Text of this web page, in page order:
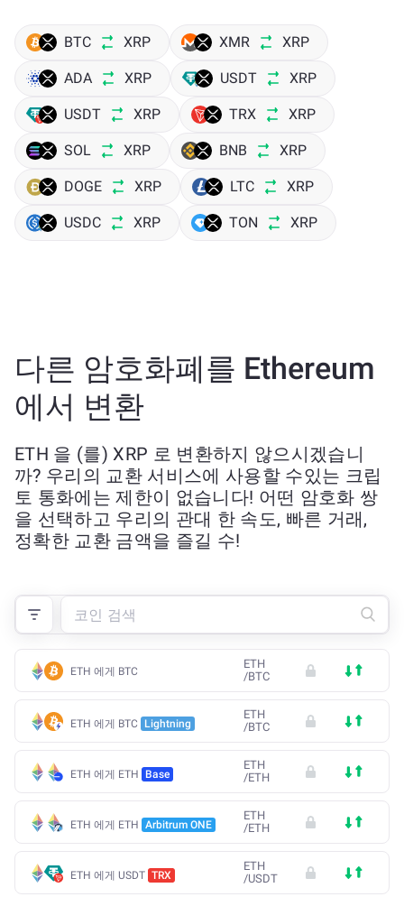
BTC XRP XMR XRP
ADA XRP USDT XRP
USDT XRP TRX XRP
SOL XRP BNB XRP
DOGE XRP LTC XRP
USDC XRP TON XRP
다른 암호화폐를 Ethereum
에서 변환
ETH 을 (를) XRP 로 변환하지 않으시겠습니
까? 우리의 교환 서비스에 사용할 수있는 크립
토 통화에는 제한이 없습니다! 어떤 암호화 쌍
을 선택하고 우리의 관대 한 속도, 빠른 거래,
정확한 교환 금액을 즐길 수!
ETH 에게 BTC
ETH
/BTC
ETH 에게 BTC Lightning
ETH
/BTC
ETH 에게 ETH Base
ETH
/ETH
ETH 에게 ETH Arbitrum ONE
ETH
/ETH
ETH 에게 USDT TRX
ETH
/USDT